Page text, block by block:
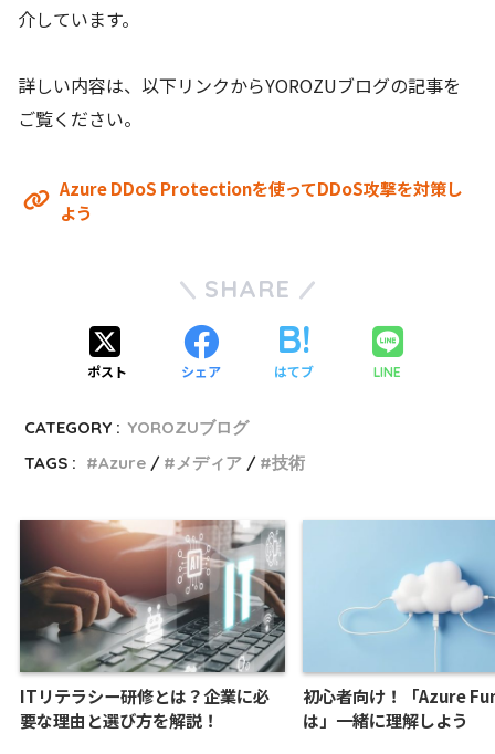
介しています。
詳しい内容は、以下リンクからYOROZUブログの記事を
ご覧ください。
Azure DDoS Protectionを使ってDDoS攻撃を対策し
よう
SHARE
ポスト シェア はてブ LINE
CATEGORY : YOROZUブログ
TAGS :
Azure メディア 技術
ITリテラシー研修とは？企業に必
要な理由と選び方を解説！
初心者向け！「Azure
は」一緒に理解しよう